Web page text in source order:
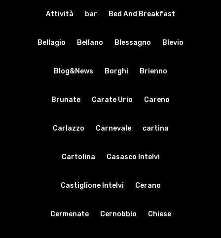
Attività bar Bed And Breakfast
Bellagio Bellano Blessagno Blevio
Blog&News Borghi Brienno
Brunate Carate Urio Careno
Carlazzo Carnevale cartina
Cartolina Casasco Intelvi
Castiglione Intelvi Cerano
Cermenate Cernobbio Chiese